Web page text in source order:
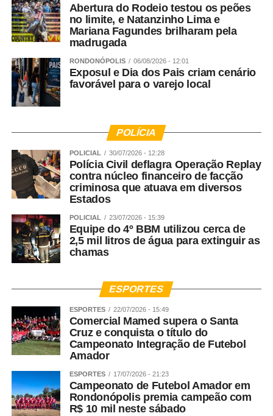
Abertura do Rodeio testou os peões
no limite, e Natanzinho Lima e
Mariana Fagundes brilharam pela
madrugada
RONDONÓPOLIS 06/08/2026 - 12:01
Exposul e Dia dos Pais criam cenário
favorável para o varejo local
POLÍCIA
POLICIAL 30/07/2026 - 12:28
Polícia Civil deflagra Operação Replay
contra núcleo financeiro de facção
criminosa que atuava em diversos
Estados
POLICIAL 23/07/2026 - 15:39
Equipe do 4º BBM utilizou cerca de
2,5 mil litros de água para extinguir as
chamas
ESPORTES
ESPORTES 22/07/2026 - 15:49
Comercial Mamed supera o Santa
Cruz e conquista o título do
Campeonato Integração de Futebol
Amador
ESPORTES 17/07/2026 - 21:23
Campeonato de Futebol Amador em
Rondonópolis premia campeão com
R$ 10 mil neste sábado